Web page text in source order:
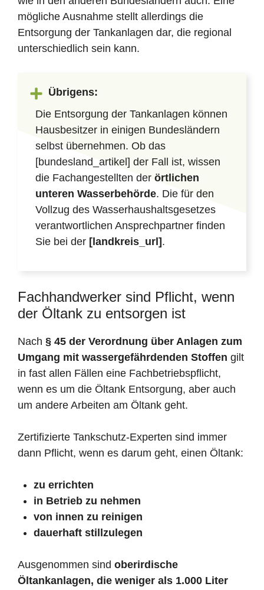
mögliche Ausnahme stellt allerdings die
Entsorgung der Tankanlagen dar, die regional
unterschiedlich sein kann.
Übrigens:
Die Entsorgung der Tankanlagen können
Hausbesitzer in einigen Bundesländern
selbst übernehmen. Ob das
[bundesland_artikel] der Fall ist, wissen
die Fachangestellten der örtlichen
unteren Wasserbehörde. Die für den
Vollzug des Wasserhaushaltsgesetzes
verantwortlichen Ansprechpartner finden
Sie bei der [landkreis_url] .
Fachhandwerker sind Pflicht, wenn
der Öltank zu entsorgen ist
Nach § 45 der Verordnung über Anlagen zum
Umgang mit wassergefährdenden Stoffen gilt
in fast allen Fällen eine Fachbetriebspflicht,
wenn es um die Öltank Entsorgung, aber auch
um andere Arbeiten am Öltank geht.
Zertifizierte Tankschutz-Experten sind immer
dann Pflicht, wenn es darum geht, einen Öltank:
zu errichten
in Betrieb zu nehmen
von innen zu reinigen
dauerhaft stillzulegen
Ausgenommen sind oberirdische
Öltankanlagen, die weniger als 1.000 Liter